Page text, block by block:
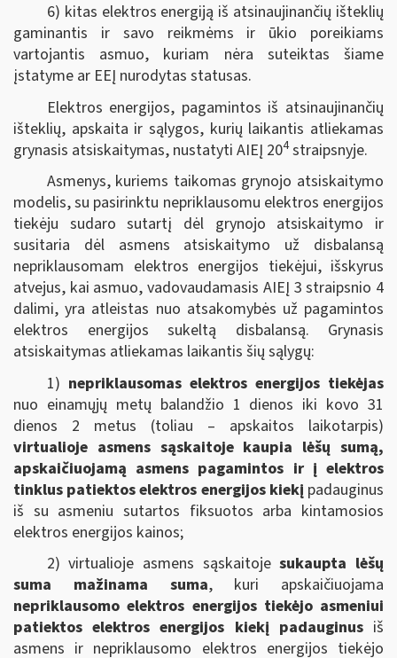
6) kitas elektros energiją iš atsinaujinančių išteklių
gaminantis ir savo reikmėms ir ūkio poreikiams
vartojantis asmuo, kuriam nėra suteiktas šiame
įstatyme ar EEĮ nurodytas statusas.
Elektros energijos, pagamintos iš atsinaujinančių
išteklių, apskaita ir sąlygos, kurių laikantis atliekamas
grynasis atsiskaitymas, nustatyti AIEĮ 204straipsnyje.
Asmenys, kuriems taikomas grynojo atsiskaitymo
modelis, su pasirinktu nepriklausomu elektros energijos
tiekėju sudaro sutartį dėl grynojo atsiskaitymo ir
susitaria dėl asmens atsiskaitymo už disbalansą
nepriklausomam elektros energijos tiekėjui, išskyrus
atvejus, kai asmuo, vadovaudamasis AIEĮ 3 straipsnio 4
dalimi, yra atleistas nuo atsakomybės už pagamintos
elektros energijos sukeltą disbalansą. Grynasis
atsiskaitymas atliekamas laikantis šių sąlygų:
1) nepriklausomas elektros energijos tiekėjas
nuo einamųjų metų balandžio 1 dienos iki kovo 31
dienos 2 metus (toliau – apskaitos laikotarpis)
virtualioje asmens sąskaitoje kaupia lėšų sumą,
apskaičiuojamą asmens pagamintos ir į elektros
tinklus patiektos elektros energijos kiekį padauginus
iš su asmeniu sutartos fiksuotos arba kintamosios
elektros energijos kainos;
2) virtualioje asmens sąskaitojesukaupta lėšų
suma mažinama suma, kuri apskaičiuojama
nepriklausomo elektros energijos tiekėjo asmeniui
patiektos elektros energijos kiekį padauginusiš
asmens ir nepriklausomo elektros energijos tiekėjo